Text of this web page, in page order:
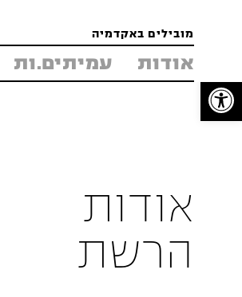
פתח סרגל נגישות
Content
menu
footer
מובילים באקדמיה
אודות עמיתים.ות
אודות
הרשת